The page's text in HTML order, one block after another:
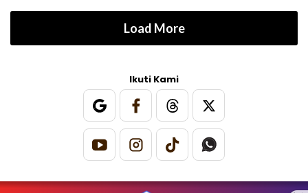
Load More
Ikuti Kami